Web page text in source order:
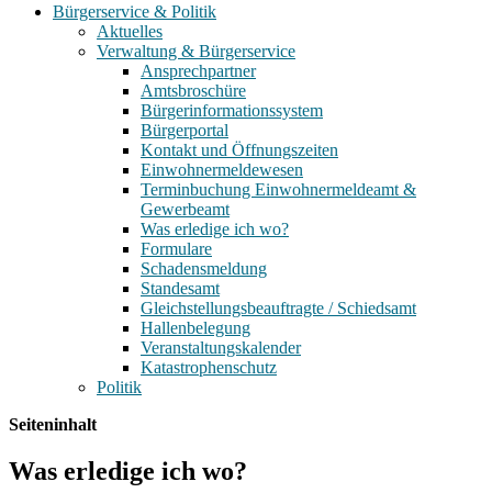
Bürgerservice & Politik
Aktuelles
Verwaltung & Bürgerservice
Ansprechpartner
Amtsbroschüre
Bürgerinformationssystem
Bürgerportal
Kontakt und Öffnungszeiten
Einwohnermeldewesen
Terminbuchung Einwohnermeldeamt &
Gewerbeamt
Was erledige ich wo?
Formulare
Schadensmeldung
Standesamt
Gleichstellungsbeauftragte / Schiedsamt
Hallenbelegung
Veranstaltungskalender
Katastrophenschutz
Politik
Seiteninhalt
Was erledige ich wo?